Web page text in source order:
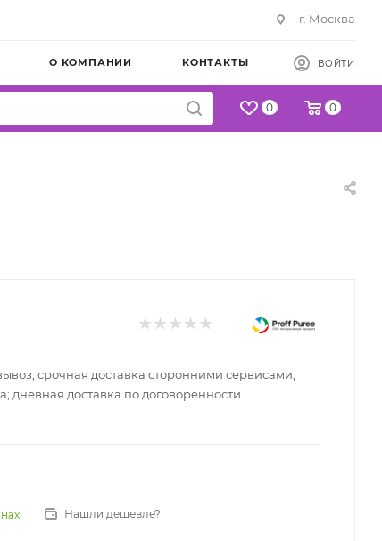
г. Москва
О КОМПАНИИ КОНТАКТЫ ВОЙТИ
0 0
срочная доставка сторонними сервисами;
дневная доставка по договоренности.
Нашли дешевле?